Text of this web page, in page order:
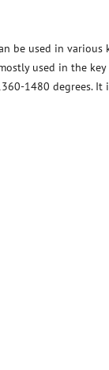
be used in various
used in the
1480 degrees. It